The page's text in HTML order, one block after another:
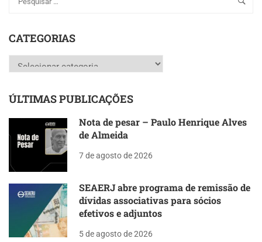
CATEGORIAS
Categorias
ÚLTIMAS PUBLICAÇÕES
Nota de pesar – Paulo Henrique Alves
de Almeida
7 de agosto de 2026
SEAERJ abre programa de remissão de
dívidas associativas para sócios
efetivos e adjuntos
5 de agosto de 2026